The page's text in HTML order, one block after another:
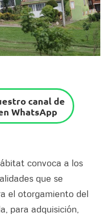
canal de
WhatsApp
convoca a los
que se
el otorgamiento del
para adquisición,